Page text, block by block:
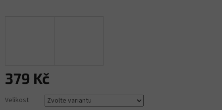
379 Kč
cena:
Velikost